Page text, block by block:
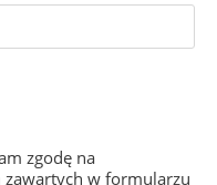
zgodę na
w formularzu